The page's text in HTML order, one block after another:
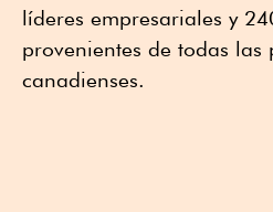
líderes empresariales y
provenientes de todas las
canadienses.